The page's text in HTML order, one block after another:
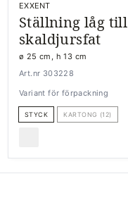
EXXENT
Ställning låg till
skaldjursfat
ø 25 cm, h 13 cm
Art.nr 303228
Variant för förpackning
STYCK KARTONG (12)